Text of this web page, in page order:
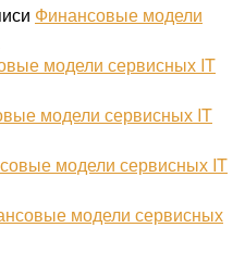
Финансовые модели
модели сервисных IT
модели сервисных IT
модели сервисных IT
модели сервисных